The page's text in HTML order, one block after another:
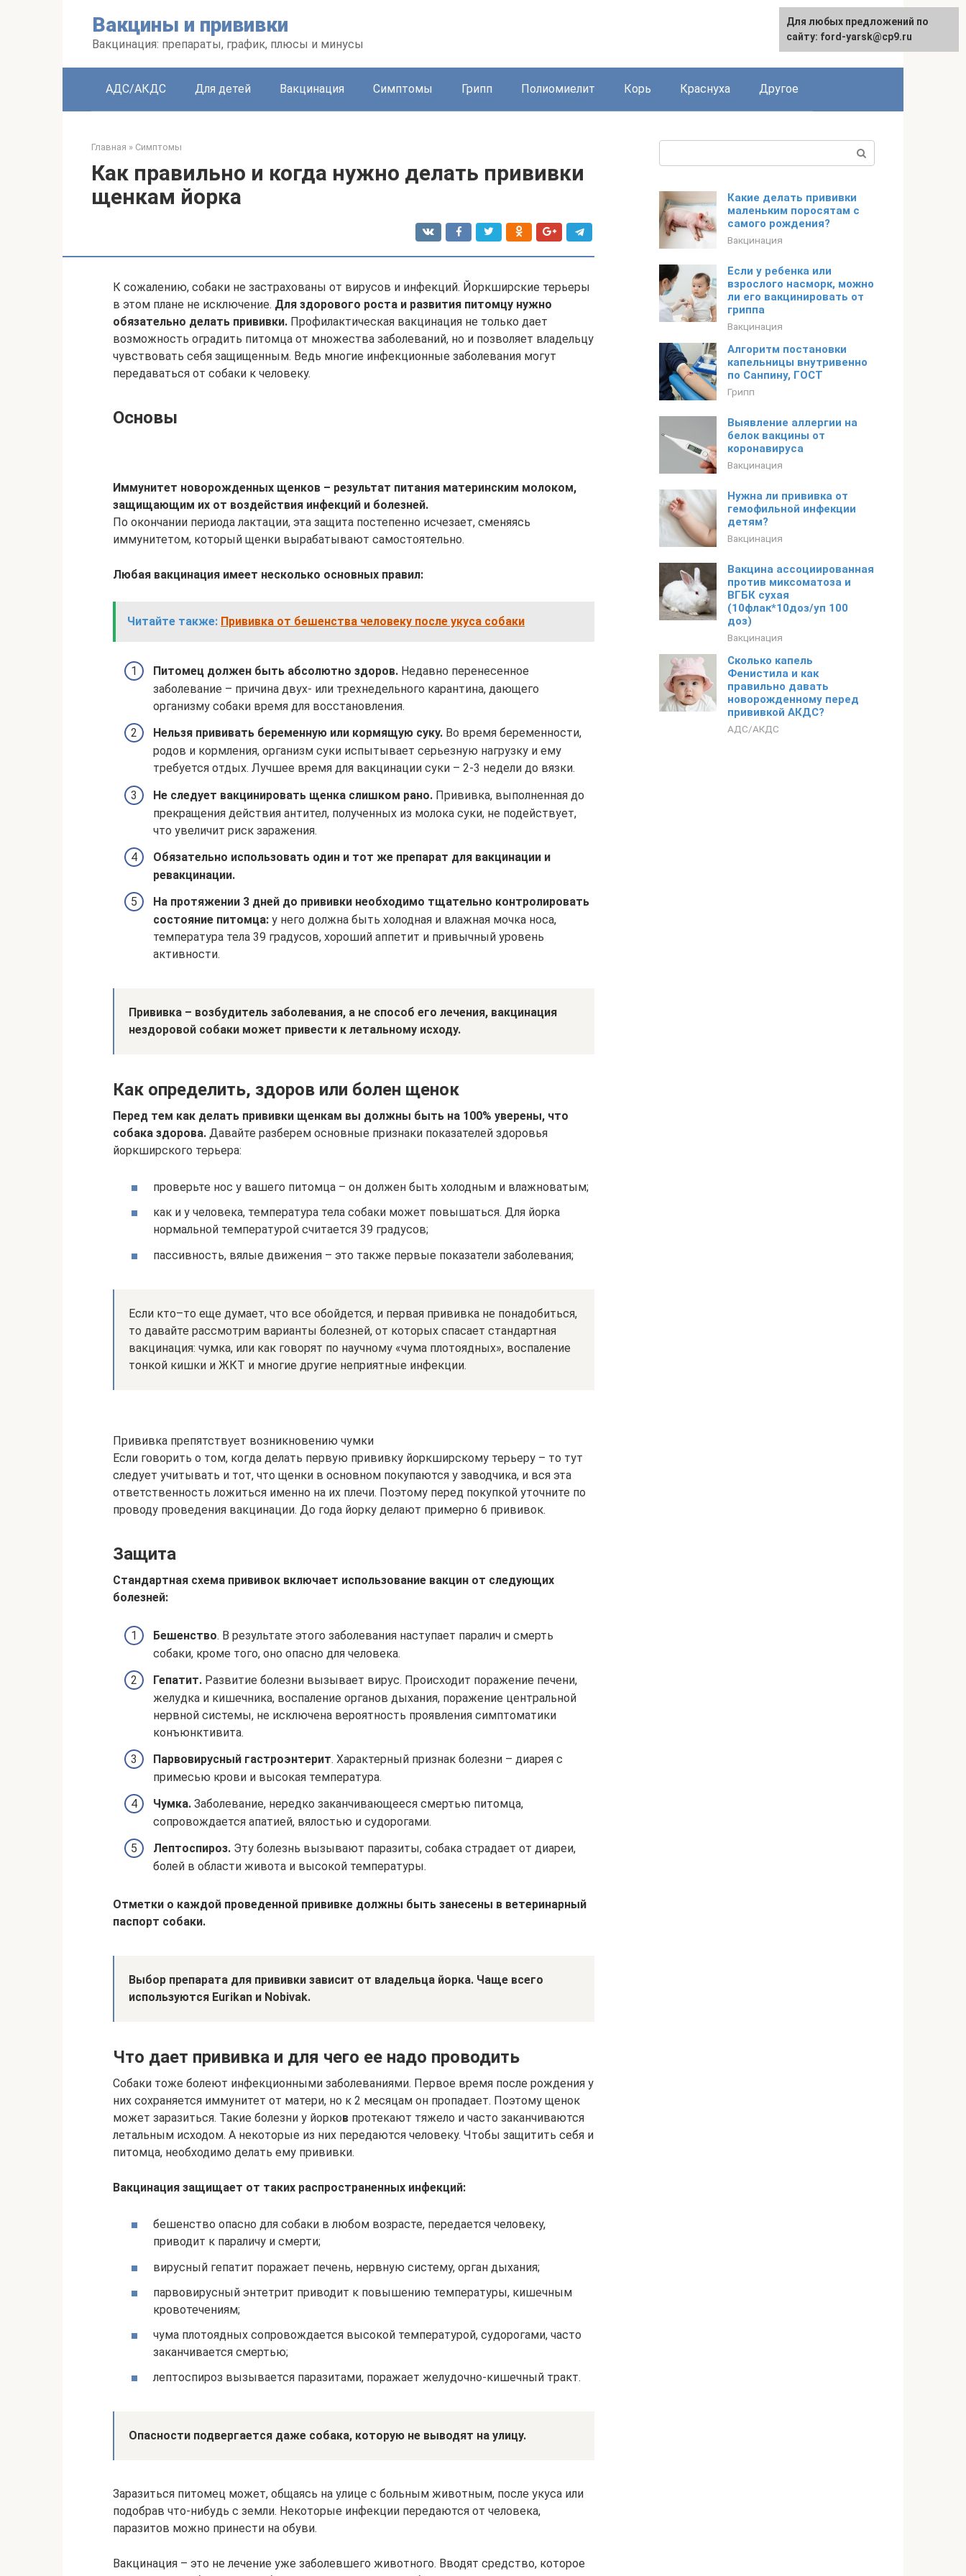
Вакцины и прививки
Вакцинация: препараты, график, плюсы и минусы
АДС/АКДС Для детей Вакцинация Симптомы Грипп Полиомиелит Корь Краснуха Другое
Главная » Симптомы
Как правильно и когда нужно делать прививки
щенкам йорка
К сожалению, собаки не застрахованы от вирусов и инфекций. Йоркширские терьеры
в этом плане не исключение. Для здорового роста и развития питомцу нужно
обязательно делать прививки. Профилактическая вакцинация не только дает
возможность оградить питомца от множества заболеваний, но и позволяет владельцу
чувствовать себя защищенным. Ведь многие инфекционные заболевания могут
передаваться от собаки к человеку.
Основы
Иммунитет новорожденных щенков – результат питания материнским молоком,
защищающим их от воздействия инфекций и болезней.
По окончании периода лактации, эта защита постепенно исчезает, сменяясь
иммунитетом, который щенки вырабатывают самостоятельно.
Любая вакцинация имеет несколько основных правил:
Читайте также: Прививка от бешенства человеку после укуса собаки
Питомец должен быть абсолютно здоров. Недавно перенесенное
заболевание – причина двух- или трехнедельного карантина, дающего
организму собаки время для восстановления.
Нельзя прививать беременную или кормящую суку. Во время беременности,
родов и кормления, организм суки испытывает серьезную нагрузку и ему
требуется отдых. Лучшее время для вакцинации суки – 2-3 недели до вязки.
Не следует вакцинировать щенка слишком рано. Прививка, выполненная до
прекращения действия антител, полученных из молока суки, не подействует,
что увеличит риск заражения.
Обязательно использовать один и тот же препарат для вакцинации и
ревакцинации.
На протяжении 3 дней до прививки необходимо тщательно контролировать
состояние питомца: у него должна быть холодная и влажная мочка носа,
температура тела 39 градусов, хороший аппетит и привычный уровень
активности.
Прививка – возбудитель заболевания, а не способ его лечения, вакцинация
нездоровой собаки может привести к летальному исходу.
Как определить, здоров или болен щенок
Перед тем как делать прививки щенкам вы должны быть на 100% уверены, что
собака здорова. Давайте разберем основные признаки показателей здоровья
йоркширского терьера:
проверьте нос у вашего питомца – он должен быть холодным и влажноватым;
как и у человека, температура тела собаки может повышаться. Для йорка
нормальной температурой считается 39 градусов;
пассивность, вялые движения – это также первые показатели заболевания;
Если кто–то еще думает, что все обойдется, и первая прививка не понадобиться,
то давайте рассмотрим варианты болезней, от которых спасает стандартная
вакцинация: чумка, или как говорят по научному «чума плотоядных», воспаление
тонкой кишки и ЖКТ и многие другие неприятные инфекции.
Прививка препятствует возникновению чумки
Если говорить о том, когда делать первую прививку йоркширскому терьеру – то тут
следует учитывать и тот, что щенки в основном покупаются у заводчика, и вся эта
ответственность ложиться именно на их плечи. Поэтому перед покупкой уточните по
проводу проведения вакцинации. До года йорку делают примерно 6 прививок.
Защита
Стандартная схема прививок включает использование вакцин от следующих
болезней:
Бешенство. В результате этого заболевания наступает паралич и смерть
собаки, кроме того, оно опасно для человека.
Гепатит. Развитие болезни вызывает вирус. Происходит поражение печени,
желудка и кишечника, воспаление органов дыхания, поражение центральной
нервной системы, не исключена вероятность проявления симптоматики
конъюнктивита.
Парвовирусный гастроэнтерит. Характерный признак болезни – диарея с
примесью крови и высокая температура.
Чумка. Заболевание, нередко заканчивающееся смертью питомца,
сопровождается апатией, вялостью и судорогами.
Лептоспироз. Эту болезнь вызывают паразиты, собака страдает от диареи,
болей в области живота и высокой температуры.
Отметки о каждой проведенной прививке должны быть занесены в ветеринарный
паспорт собаки.
Выбор препарата для прививки зависит от владельца йорка. Чаще всего
используются Eurikan и Nobivak.
Что дает прививка и для чего ее надо проводить
Собаки тоже болеют инфекционными заболеваниями. Первое время после рождения у
них сохраняется иммунитет от матери, но к 2 месяцам он пропадает. Поэтому щенок
может заразиться. Такие болезни у йорков протекают тяжело и часто заканчиваются
летальным исходом. А некоторые из них передаются человеку. Чтобы защитить себя и
питомца, необходимо делать ему прививки.
Вакцинация защищает от таких распространенных инфекций:
бешенство опасно для собаки в любом возрасте, передается человеку,
приводит к параличу и смерти;
вирусный гепатит поражает печень, нервную систему, орган дыхания;
парвовирусный энтетрит приводит к повышению температуры, кишечным
кровотечениям;
чума плотоядных сопровождается высокой температурой, судорогами, часто
заканчивается смертью;
лептоспироз вызывается паразитами, поражает желудочно-кишечный тракт.
Опасности подвергается даже собака, которую не выводят на улицу.
Заразиться питомец может, общаясь на улице с больным животным, после укуса или
подобрав что-нибудь с земли. Некоторые инфекции передаются от человека,
паразитов можно принести на обуви.
Вакцинация – это не лечение уже заболевшего животного. Вводят средство, которое
Какие делать прививки
маленьким поросятам с
самого рождения?
Вакцинация
Если у ребенка или
взрослого насморк, можно
ли его вакцинировать от
гриппа
Вакцинация
Алгоритм постановки
капельницы внутривенно
по Санпину, ГОСТ
Грипп
Выявление аллергии на
белок вакцины от
коронавируса
Вакцинация
Нужна ли прививка от
гемофильной инфекции
детям?
Вакцинация
Вакцина ассоциированная
против миксоматоза и
ВГБК сухая
(10флак*10доз/уп 100
доз)
Вакцинация
Сколько капель
Фенистила и как
правильно давать
новорожденному перед
прививкой АКДС?
АДС/АКДС
Для любых предложений по
сайту: ford-yarsk@cp9.ru